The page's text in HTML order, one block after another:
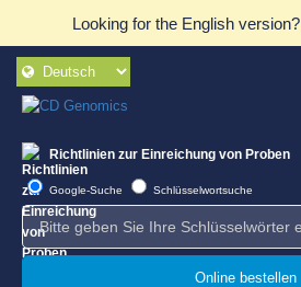
Looking for the English version?
Richtlinien zur Einreichung von Proben
Google-Suche Schlüsselwortsuche
Online bestellen